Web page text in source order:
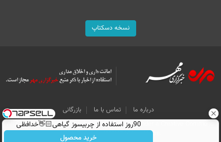
نسخه دسکتاپ
درباره ما تماس با ما
بازرگانی
All Content by Mehr News Agency is licensed under a Creative Commons
Attribution 4.0 International License.
90روز استفاده از چربیسوز گیاهی👋🏻خدافظی
همیشگی با چاقی!خرید با تخفیف
خرید محصول